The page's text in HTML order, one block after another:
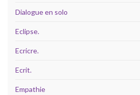
Dialogue en solo
Eclipse.
Ecricre.
Ecrit.
Empathie